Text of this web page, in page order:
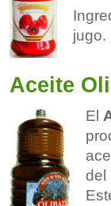
jugo.
Aceite
El
del